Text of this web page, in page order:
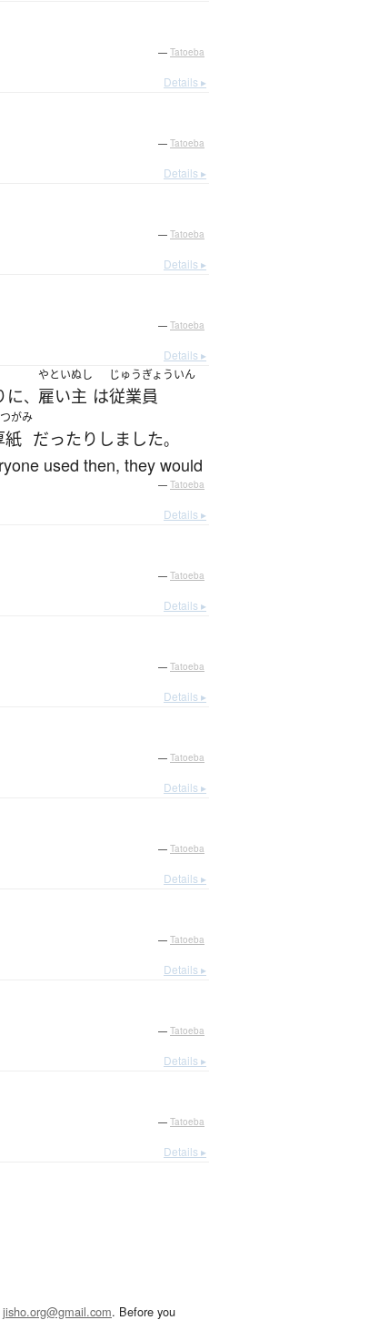
— Tatoeba
Details ▸
— Tatoeba
Details ▸
— Tatoeba
Details ▸
— Tatoeba
Details ▸
に、
やといぬし
雇い主 は
じゅうぎょういん
従業員
がみ
紙 だったり しました。
used then, they would
— Tatoeba
Details ▸
— Tatoeba
Details ▸
— Tatoeba
Details ▸
— Tatoeba
Details ▸
— Tatoeba
Details ▸
— Tatoeba
Details ▸
— Tatoeba
Details ▸
— Tatoeba
Details ▸
jisho.org@gmail.com. Before you